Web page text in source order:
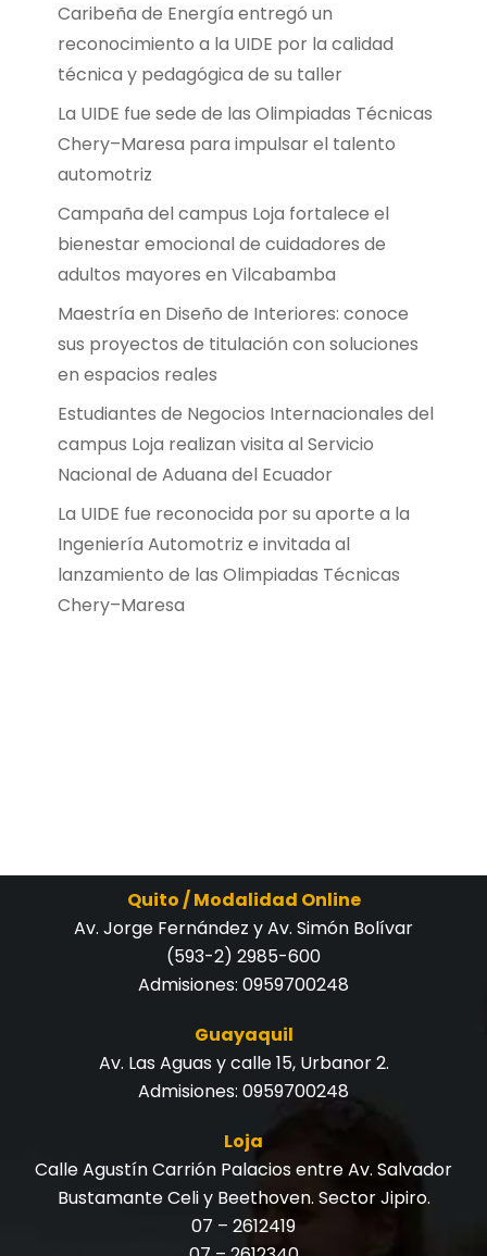
Caribeña de Energía entregó un
reconocimiento a la UIDE por la calidad
técnica y pedagógica de su taller
La UIDE fue sede de las Olimpiadas Técnicas
Chery–Maresa para impulsar el talento
automotriz
Campaña del campus Loja fortalece el
bienestar emocional de cuidadores de
adultos mayores en Vilcabamba
Maestría en Diseño de Interiores: conoce
sus proyectos de titulación con soluciones
en espacios reales
Estudiantes de Negocios Internacionales del
campus Loja realizan visita al Servicio
Nacional de Aduana del Ecuador
La UIDE fue reconocida por su aporte a la
Ingeniería Automotriz e invitada al
lanzamiento de las Olimpiadas Técnicas
Chery–Maresa
Quito / Modalidad Online
Av. Jorge Fernández y Av. Simón Bolívar
(593-2) 2985-600
Admisiones: 0959700248
Guayaquil
Av. Las Aguas y calle 15, Urbanor 2.
Admisiones: 0959700248
Loja
Calle Agustín Carrión Palacios entre Av. Salvador
Bustamante Celi y Beethoven. Sector Jipiro.
07 – 2612419